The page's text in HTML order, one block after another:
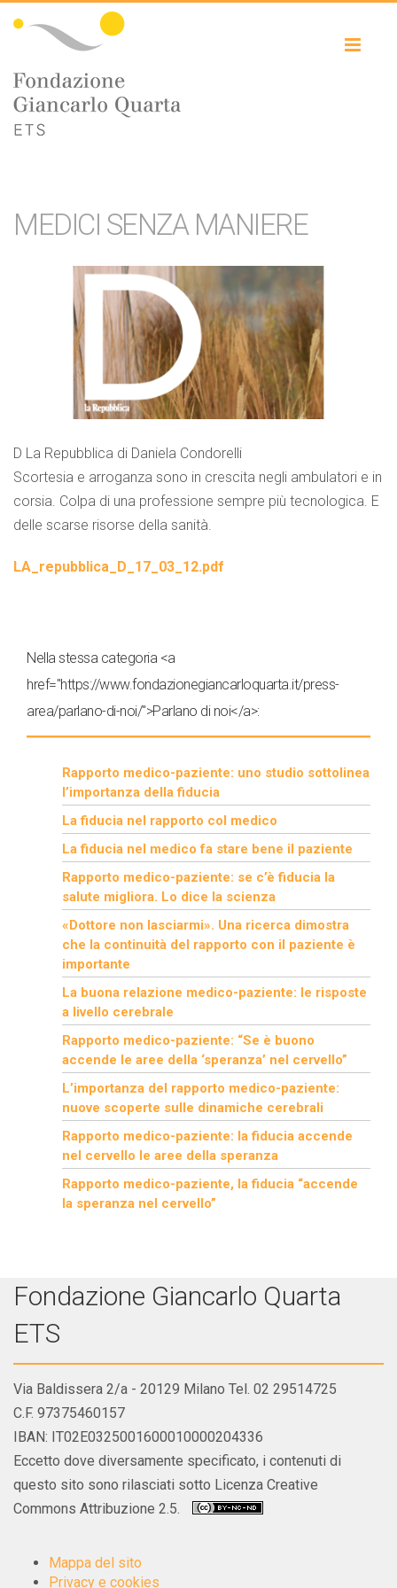
MEDICI SENZA MANIERE
D La Repubblica di Daniela Condorelli
Scortesia e arroganza sono in crescita negli ambulatori e in
corsia. Colpa di una professione sempre più tecnologica. E
delle scarse risorse della sanità.
LA_repubblica_D_17_03_12.pdf
Nella stessa categoria <a
href="https://www.fondazionegiancarloquarta.it/press-
area/parlano-di-noi/">Parlano di noi</a>:
Rapporto medico-paziente: uno studio sottolinea
l’importanza della fiducia
La fiducia nel rapporto col medico
La fiducia nel medico fa stare bene il paziente
Rapporto medico-paziente: se c’è fiducia la
salute migliora. Lo dice la scienza
«Dottore non lasciarmi». Una ricerca dimostra
che la continuità del rapporto con il paziente è
importante
La buona relazione medico-paziente: le risposte
a livello cerebrale
Rapporto medico-paziente: “Se è buono
accende le aree della ‘speranza’ nel cervello”
L’importanza del rapporto medico-paziente:
nuove scoperte sulle dinamiche cerebrali
Rapporto medico-paziente: la fiducia accende
nel cervello le aree della speranza
Rapporto medico-paziente, la fiducia “accende
la speranza nel cervello”
Fondazione Giancarlo Quarta
ETS
Via Baldissera 2/a - 20129 Milano Tel. 02 29514725
C.F. 97375460157
IBAN: IT02E0325001600010000204336
Eccetto dove diversamente specificato, i contenuti di
questo sito sono rilasciati sotto Licenza Creative
Commons Attribuzione 2.5.
Mappa del sito
Privacy e cookies